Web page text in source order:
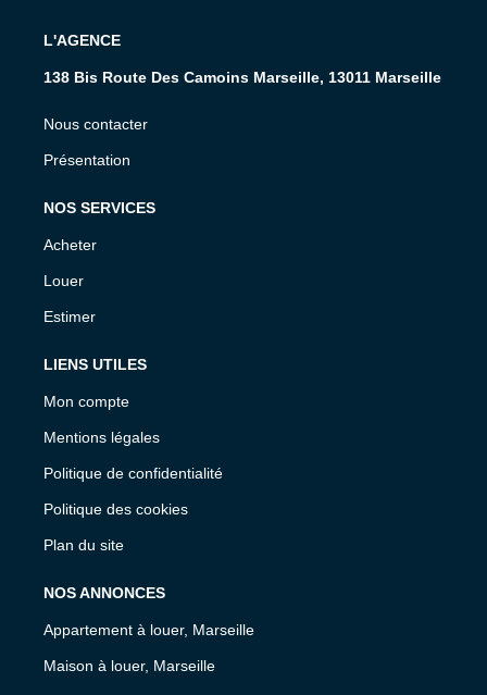
L'AGENCE
138 Bis Route Des Camoins Marseille, 13011 Marseille
Nous contacter
Présentation
NOS SERVICES
Acheter
Louer
Estimer
LIENS UTILES
Mon compte
Mentions légales
Politique de confidentialité
Politique des cookies
Plan du site
NOS ANNONCES
Appartement à louer, Marseille
Maison à louer, Marseille